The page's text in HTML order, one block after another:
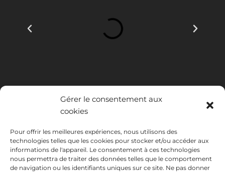
Gérer le consentement aux
cookies
Pour offrir les meilleures expériences, nous utilisons des
technologies telles que les cookies pour stocker et/ou accéder aux
informations de l'appareil. Le consentement à ces technologies
nous permettra de traiter des données telles que le comportement
de navigation ou les identifiants uniques sur ce site. Ne pas donner
INSTITUTO HISPANICO DE MURCIA, SOCIEDAD LIMITADA a été
bénéficiaire du Fonds européen de développement régional dont
l'objectif est de développer l'utilisation et la qualité des technologies